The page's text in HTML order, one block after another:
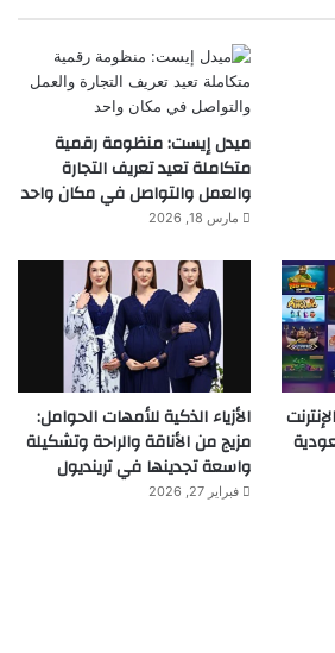
ميدل إيست: منظومة رقمية
متكاملة تعيد تعريف التجارة
والعمل والتواصل في مكان واحد
مارس 18, 2026
الأزياء الذكية للأمهات الحوامل:
مزيج من الأناقة والراحة وتشكيلة
واسعة تجدينها في ترينديول
فبراير 27, 2026